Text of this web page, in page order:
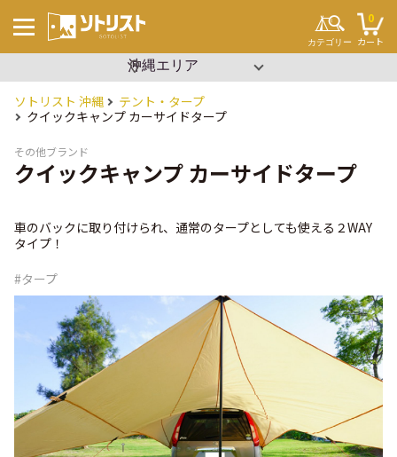
カテゴリー
0
カート
ソトリスト 沖縄
テント・タープ
クイックキャンプ カーサイドタープ
その他ブランド
クイックキャンプ カーサイドタープ
車のバックに取り付けられ、通常のタープとしても使える２WAY
タイプ！
#タープ
▼ エリアを選択
沖縄 関東
キーワードから探す
#ソロキャンプ
#ブッシュクラフト
#ワンポール
#パップテント
#タープ
#コット
#ビーチパーティー
#設営簡単
テント・タープ
チェア・テーブル
寝袋・マット
ランタン
クーラーボックス